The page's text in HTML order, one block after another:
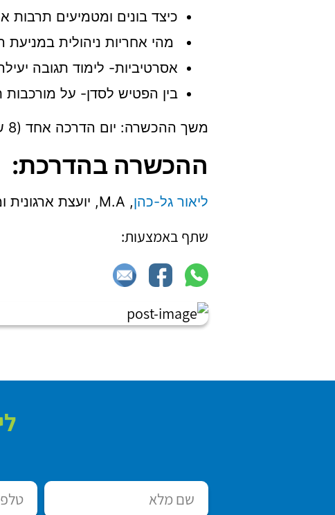
כיצד בונים ומטמיעים תרבות
מהי אחריות ניהולית במניעת
אסרטיביות- לימוד תגובה
בין הפטיש לסדן- על
משך ההכשרה: יום הדרכה אחד (8 שעות אקדמיות).
ההכשרה בהדרכת:
ליאור גל-כהן, M.A, יועצת ארגונית ומנחת קבוצות המתמחה בהכשרת ממונות בטיפול בהטרדה מינית.
שתף באמצעות: